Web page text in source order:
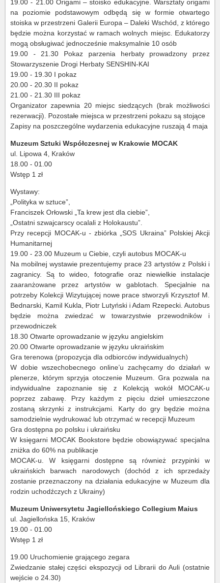
19.00 - 21.00 Origami – stoisko edukacyjne. Warsztaty origami
na poziomie podstawowym odbędą się w formie otwartego
stoiska w przestrzeni Galerii Europa – Daleki Wschód, z którego
będzie można korzystać w ramach wolnych miejsc. Edukatorzy
mogą obsługiwać jednocześnie maksymalnie 10 osób
19.00 - 21.30 Pokaz parzenia herbaty prowadzony przez
Stowarzyszenie Drogi Herbaty SENSHIN-KAI
19.00 - 19.30 I pokaz
20.00 - 20.30 II pokaz
21.00 - 21.30 III pokaz
Organizator zapewnia 20 miejsc siedzących (brak możliwości
rezerwacji). Pozostałe miejsca w przestrzeni pokazu są stojące
Zapisy na poszczególne wydarzenia edukacyjne ruszają 4 maja
Muzeum Sztuki Współczesnej w Krakowie MOCAK
ul. Lipowa 4, Kraków
18.00 - 01.00
Wstęp 1 zł
Wystawy:
„Polityka w sztuce”,
Franciszek Orłowski „Ta krew jest dla ciebie”,
„Ostatni szwajcarscy ocalali z Holokaustu”.
Przy recepcji MOCAK-u - zbiórka „SOS Ukraina” Polskiej Akcji
Humanitarnej
19.00 - 23.00 Muzeum u Ciebie, czyli autobus MOCAK-u
Na mobilnej wystawie prezentujemy prace 23 artystów z Polski i
zagranicy. Są to wideo, fotografie oraz niewielkie instalacje
zaaranżowane przez artystów w gablotach. Specjalnie na
potrzeby Kolekcji Wizytującej nowe prace stworzyli Krzysztof M.
Bednarski, Kamil Kukla, Piotr Lutyński i Adam Rzepecki. Autobus
będzie można zwiedzać w towarzystwie przewodników i
przewodniczek
18.30 Otwarte oprowadzanie w języku angielskim
20.00 Otwarte oprowadzanie w języku ukraińskim
Gra terenowa (propozycja dla odbiorców indywidualnych)
W dobie wszechobecnego online’u zachęcamy do działań w
plenerze, którym sprzyja otoczenie Muzeum. Gra pozwala na
indywidualne zapoznanie się z Kolekcją wokół MOCAK-u
poprzez zabawę. Przy każdym z pięciu dzieł umieszczone
zostaną skrzynki z instrukcjami. Karty do gry będzie można
samodzielnie wydrukować lub otrzymać w recepcji Muzeum
Gra dostępna po polsku i ukraińsku
W księgarni MOCAK Bookstore będzie obowiązywać specjalna
zniżka do 60% na publikacje
MOCAK-u. W księgarni dostępne są również przypinki w
ukraińskich barwach narodowych (dochód z ich sprzedaży
zostanie przeznaczony na działania edukacyjne w Muzeum dla
rodzin uchodźczych z Ukrainy)
Muzeum Uniwersytetu Jagiellońskiego Collegium Maius
ul. Jagiellońska 15, Kraków
19.00 - 01.00
Wstęp 1 zł
19.00 Uruchomienie grającego zegara
Zwiedzanie stałej części ekspozycji od Librarii do Auli (ostatnie
wejście o 24.30)